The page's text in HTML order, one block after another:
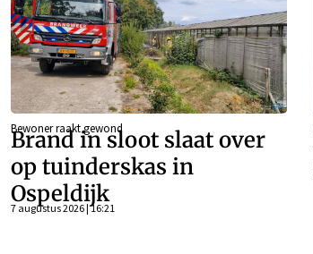
Bewoner raakt gewond
Brand in sloot slaat over
op tuinderskas in
Ospeldijk
7 augustus 2026 | 16:21